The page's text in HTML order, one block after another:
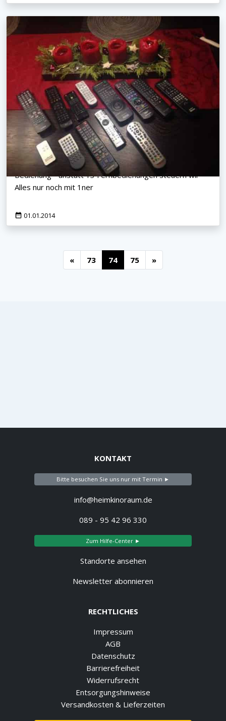
Heimkino in Stuttgart - Einfache und Komfortable
Bedienung - anstatt 13 Fernbedienungen steuern wir
Alles nur noch mit 1ner
01.01.2014
« 73 74 75 »
KONTAKT
Bitte besuchen Sie uns nur mit Termin ►
info@heimkinoraum.de
089 - 95 42 96 330
Zum Hilfe-Center ►
Standorte ansehen
Newsletter abonnieren
RECHTLICHES
Impressum
AGB
Datenschutz
Barrierefreiheit
Widerrufsrecht
Entsorgungshinweise
Versandkosten & Lieferzeiten